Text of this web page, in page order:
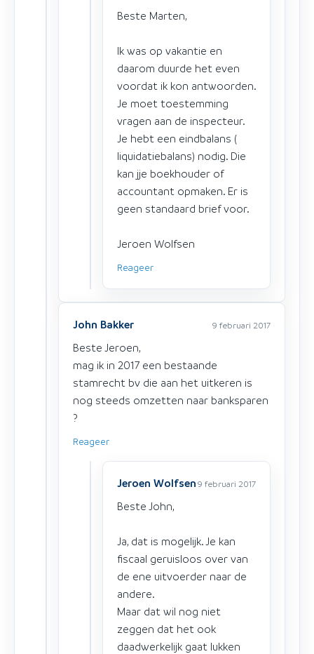
Beste Marten,
Ik was op vakantie en
daarom duurde het even
voordat ik kon antwoorden.
Je moet toestemming
vragen aan de inspecteur.
Je hebt een eindbalans (
liquidatiebalans) nodig. Die
kan jje boekhouder of
accountant opmaken. Er is
geen standaard brief voor.
Jeroen Wolfsen
Reageer
John Bakker 9 februari 2017
Beste Jeroen,
mag ik in 2017 een bestaande
stamrecht bv die aan het uitkeren is
nog steeds omzetten naar banksparen
?
Reageer
Jeroen Wolfsen9 februari 2017
Beste John,
Ja, dat is mogelijk. Je kan
fiscaal geruisloos over van
de ene uitvoerder naar de
andere.
Maar dat wil nog niet
zeggen dat het ook
daadwerkelijk gaat lukken